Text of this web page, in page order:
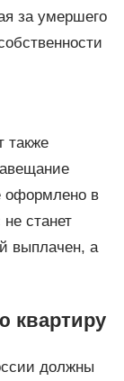
за умершего
также
оформлено в
станет
выплачен, а
квартиру
должны